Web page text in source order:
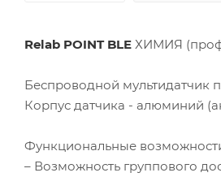
Relab POINT BLE ХИМИЯ
Беспроводной мультидатчик
Корпус датчика - алюминий
Функциональные
– Возможность группового